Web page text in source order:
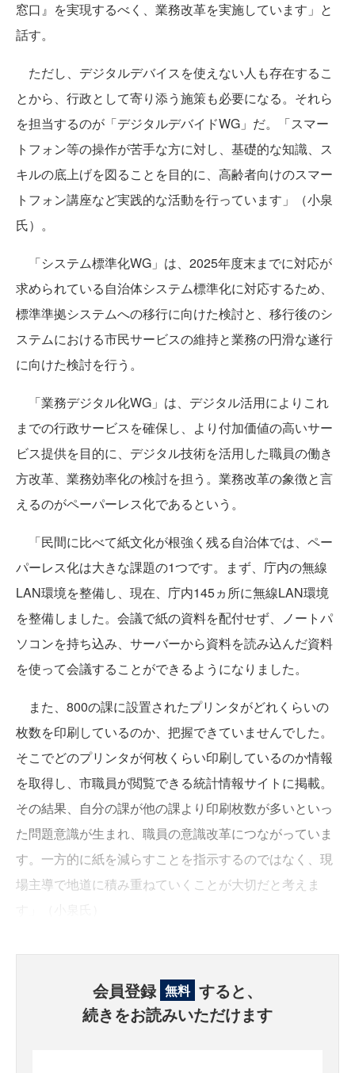
窓口』を実現するべく、業務改革を実施しています」と
話す。
ただし、デジタルデバイスを使えない人も存在するこ
とから、行政として寄り添う施策も必要になる。それら
を担当するのが「デジタルデバイドWG」だ。「スマー
トフォン等の操作が苦手な方に対し、基礎的な知識、ス
キルの底上げを図ることを目的に、高齢者向けのスマー
トフォン講座など実践的な活動を行っています」（小泉
氏）。
「システム標準化WG」は、2025年度末までに対応が
求められている自治体システム標準化に対応するため、
標準準拠システムへの移行に向けた検討と、移行後のシ
ステムにおける市民サービスの維持と業務の円滑な遂行
に向けた検討を行う。
「業務デジタル化WG」は、デジタル活用によりこれ
までの行政サービスを確保し、より付加価値の高いサー
ビス提供を目的に、デジタル技術を活用した職員の働き
方改革、業務効率化の検討を担う。業務改革の象徴と言
えるのがペーパーレス化であるという。
「民間に比べて紙文化が根強く残る自治体では、ペー
パーレス化は大きな課題の1つです。まず、庁内の無線
LAN環境を整備し、現在、庁内145ヵ所に無線LAN環境
を整備しました。会議で紙の資料を配付せず、ノートパ
ソコンを持ち込み、サーバーから資料を読み込んだ資料
を使って会議することができるようになりました。
また、800の課に設置されたプリンタがどれくらいの
枚数を印刷しているのか、把握できていませんでした。
そこでどのプリンタが何枚くらい印刷しているのか情報
を取得し、市職員が閲覧できる統計情報サイトに掲載。
その結果、自分の課が他の課より印刷枚数が多いといっ
た問題意識が生まれ、職員の意識改革につながっていま
す。一方的に紙を減らすことを指示するのではなく、現
場主導で地道に積み重ねていくことが大切だと考えま
会員登録 無料 すると、
続きをお読みいただけます